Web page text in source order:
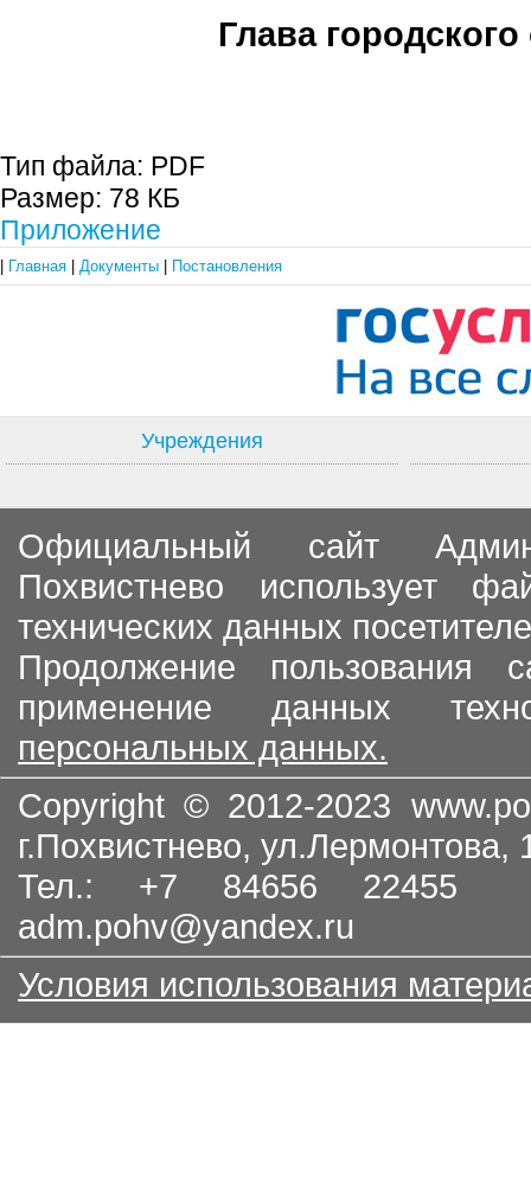
Глава городского
Тип файла: PDF
Размер: 78 КБ
Приложение
Главная Документы Постановления
Учреждения
Официальный сайт
Похвистнево использует
технических данных
Продолжение пользования
применение данных
персональных данных.
Copyright © 2012-2023
г.Похвистнево, ул.Лермонтова,
Тел.: +7 84656
adm.pohv@yandex.ru
Условия использования